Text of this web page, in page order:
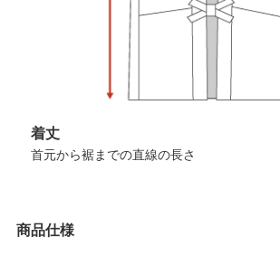
着丈
首元から裾までの直線の長さ
商品仕様